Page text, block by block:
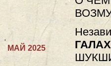
МАЙ 2025